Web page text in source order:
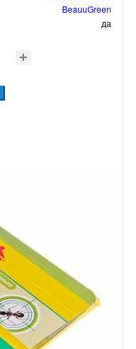
BeauuGreen
да